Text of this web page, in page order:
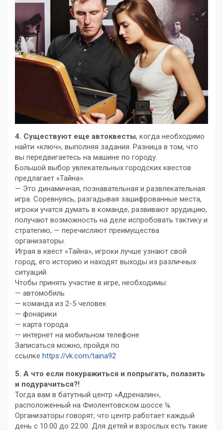
4. Существуют еще автоквесты, когда необходимо
найти «ключ», выполняя задания. Разница в том, что
вы передвигаетесь на машине по городу.
Большой выбор увлекательных городских квестов
предлагает «Тайна».
— Это динамичная, познавательная и развлекательная
игра. Соревнуясь, разгадывая зашифрованные места,
игроки учатся думать в команде, развивают эрудицию,
получают возможность на деле испробовать тактику и
стратегию, — перечисляют преимущества
организаторы.
Играя в квест «Тайна», игроки лучше узнают свой
город, его историю и находят выходы из различных
ситуаций.
Чтобы принять участие в игре, необходимы:
— автомобиль
— команда из 2-5 человек
— фонарики
— карта города
— интернет на мобильном телефоне
Записаться можно, пройдя по
ссылке https://vk.com/taina92
5. А что если покуражиться и попрыгать, полазить
и подурачиться?!
Тогда вам в батутный центр «Адреналин»,
расположенный на Фиолентовском шоссе ¼.
Организаторы говорят, что центр работает каждый
день с 10.00 до 22.00. Для детей и взрослых есть такие